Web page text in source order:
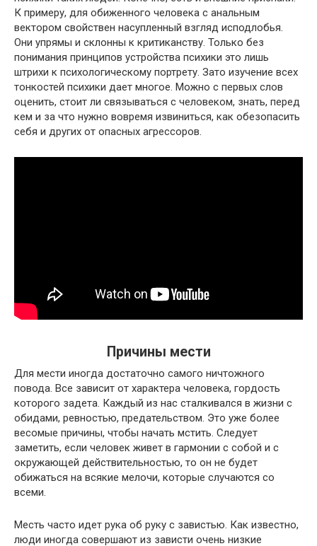
К примеру, для обиженного человека с анальным
вектором свойствен насупленный взгляд исподлобья.
Они упрямы и склонны к критиканству. Только без
понимания принципов устройства психики это лишь
штрихи к психологическому портрету. Зато изучение всех
тонкостей психики дает многое. Можно с первых слов
оценить, стоит ли связываться с человеком, знать, перед
кем и за что нужно вовремя извиниться, как обезопасить
себя и других от опасных агрессоров.
Причины мести
Для мести иногда достаточно самого ничтожного
повода. Все зависит от характера человека, гордость
которого задета. Каждый из нас сталкивался в жизни с
обидами, ревностью, предательством. Это уже более
весомые причины, чтобы начать мстить. Следует
заметить, если человек живет в гармонии с собой и с
окружающей действительностью, то он не будет
обижаться на всякие мелочи, которые случаются со
всеми.
Месть часто идет рука об руку с завистью. Как известно,
люди иногда совершают из зависти очень низкие